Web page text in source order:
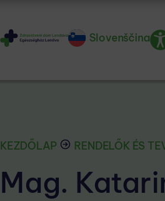
Slovenščina
KEZDŐLAP RENDELŐK ÉS
Mag.